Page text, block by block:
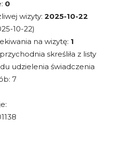
0
wizyty: 2025-10-22
10-22)
na wizytę: 1
skreśliła z listy
udzielenia świadczenia
7